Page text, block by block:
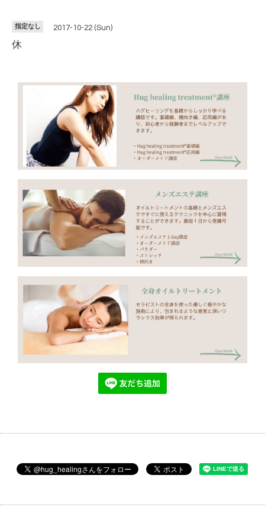
指定なし 2017-10-22 (Sun)
休